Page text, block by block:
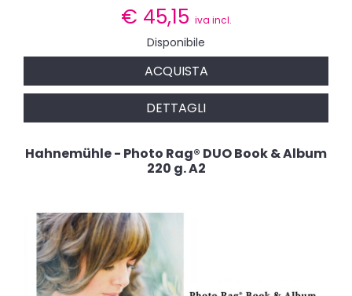
€ 45,15 iva incl.
Disponibile
ACQUISTA
DETTAGLI
Hahnemühle - Photo Rag® DUO Book & Album
220 g. A2